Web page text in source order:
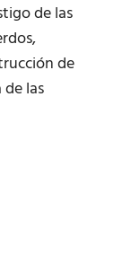
de las
de
las